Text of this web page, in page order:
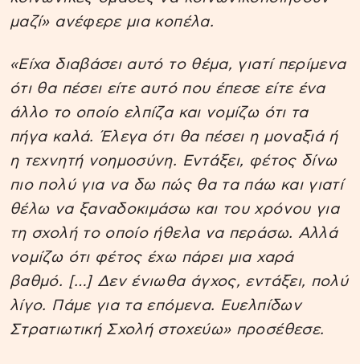
μαζί» ανέφερε μια κοπέλα.
«Είχα διαβάσει αυτό το θέμα, γιατί περίμενα
ότι θα πέσει είτε αυτό που έπεσε είτε ένα
άλλο το οποίο ελπίζα και νομίζω ότι τα
πήγα καλά. Έλεγα ότι θα πέσει η μοναξιά ή
η τεχνητή νοημοσύνη. Εντάξει, φέτος δίνω
πιο πολύ για να δω πώς θα τα πάω και γιατί
θέλω να ξαναδοκιμάσω και του χρόνου για
τη σχολή το οποίο ήθελα να περάσω. Αλλά
νομίζω ότι φέτος έχω πάρει μια χαρά
βαθμό. […] Δεν ένιωθα άγχος, εντάξει, πολύ
λίγο. Πάμε για τα επόμενα. Ευελπίδων
Στρατιωτική Σχολή στοχεύω» προσέθεσε.